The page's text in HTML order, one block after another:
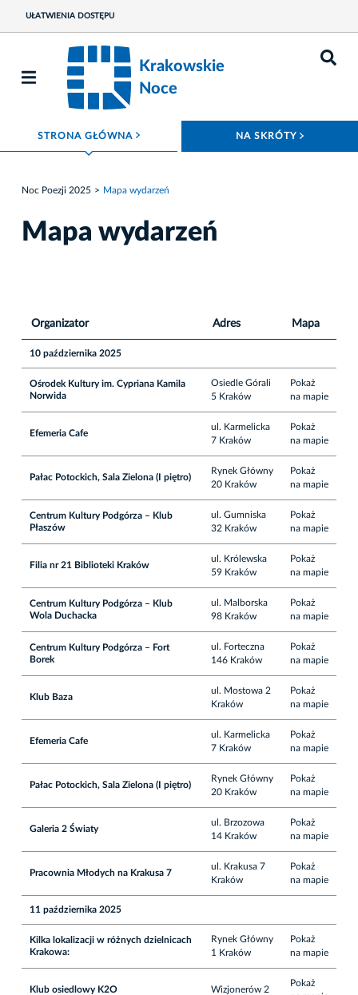
UŁATWIENIA DOSTĘPU
Krakowskie
Noce
STRONA GŁÓWNA ROZWIŃ MENU NA SKRÓTY
Noc Poezji 2025 Mapa wydarzeń
Mapa wydarzeń
Organizator Adres Mapa
10 października 2025
Ośrodek Kultury im. Cypriana Kamila
Norwida
Osiedle Górali
5 Kraków
Pokaż
na mapie
Efemeria Cafe
ul. Karmelicka
7 Kraków
Pokaż
na mapie
Pałac Potockich, Sala Zielona (I piętro)
Rynek Główny
20 Kraków
Pokaż
na mapie
Centrum Kultury Podgórza – Klub
Płaszów
ul. Gumniska
32 Kraków
Pokaż
na mapie
Filia nr 21 Biblioteki Kraków
ul. Królewska
59 Kraków
Pokaż
na mapie
Centrum Kultury Podgórza – Klub
Wola Duchacka
ul. Malborska
98 Kraków
Pokaż
na mapie
Centrum Kultury Podgórza – Fort
Borek
ul. Forteczna
146 Kraków
Pokaż
na mapie
Klub Baza
ul. Mostowa 2
Kraków
Pokaż
na mapie
Efemeria Cafe
ul. Karmelicka
7 Kraków
Pokaż
na mapie
Pałac Potockich, Sala Zielona (I piętro)
Rynek Główny
20 Kraków
Pokaż
na mapie
Galeria 2 Światy
ul. Brzozowa
14 Kraków
Pokaż
na mapie
Pracownia Młodych na Krakusa 7
ul. Krakusa 7
Kraków
Pokaż
na mapie
11 października 2025
Kilka lokalizacji w różnych dzielnicach
Krakowa:
Rynek Główny
1 Kraków
Pokaż
na mapie
Klub osiedlowy K2O Wizjonerów 2
Pokaż